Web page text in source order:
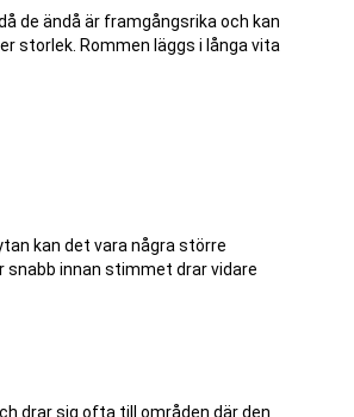
de ändå är framgångsrika och kan
storlek. Rommen läggs i långa vita
kan det vara några större
snabb innan stimmet drar vidare
drar sig ofta till områden där den